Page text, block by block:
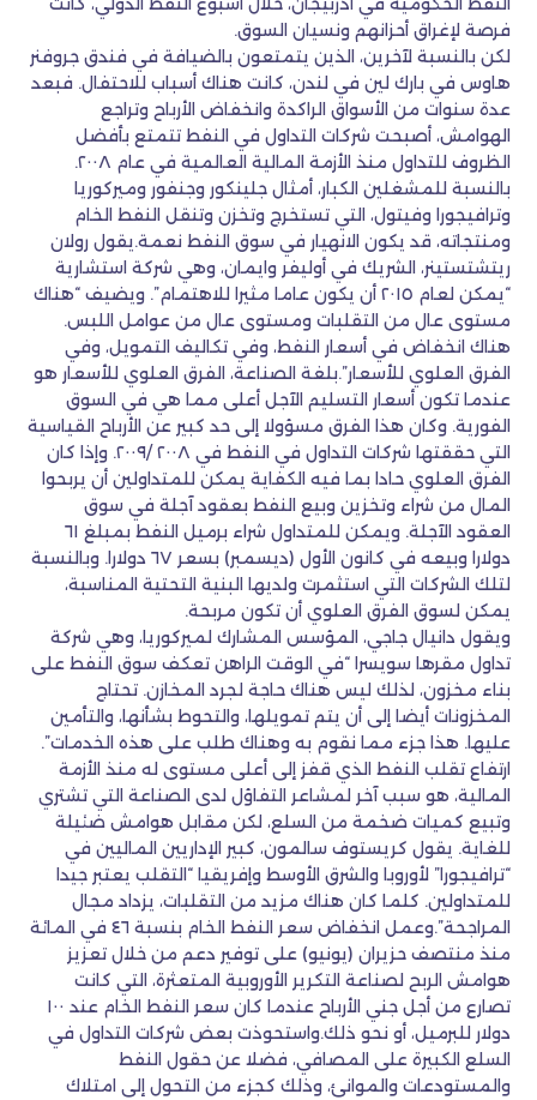
فرصة لإغراق أحزانهم ونسيان السوق.
لكن بالنسبة لآخرين، الذين يتمتعون بالضيافة في فندق جروفنر
هاوس في بارك لين في لندن، كانت هناك أسباب للاحتفال. فبعد
عدة سنوات من الأسواق الراكدة وانخفاض الأرباح وتراجع
الهوامش، أصبحت شركات التداول في النفط تتمتع بأفضل
الظروف للتداول منذ الأزمة المالية العالمية في عام ٢٠٠٨.
بالنسبة للمشغلين الكبار، أمثال جلينكور وجنفور وميركوريا
وترافيجورا وفيتول، التي تستخرج وتخزن وتنقل النفط الخام
ومنتجاته، قد يكون الانهيار في سوق النفط نعمة.يقول رولان
ريتشتستينر، الشريك في أوليفر وايمان، وهي شركة استشارية
“يمكن لعام ٢٠١٥ أن يكون عاما مثيرا للاهتمام”. ويضيف “هناك
مستوى عال من التقلبات ومستوى عال من عوامل اللبس.
هناك انخفاض في أسعار النفط، وفي تكاليف التمويل، وفي
الفرق العلوي للأسعار”.بلغة الصناعة، الفرق العلوي للأسعار هو
عندما تكون أسعار التسليم الآجل أعلى مما هي في السوق
الفورية. وكان هذا الفرق مسؤولا إلى حد كبير عن الأرباح القياسية
التي حققتها شركات التداول في النفط في ٢٠٠٨ /٢٠٠٩. وإذا كان
الفرق العلوي حادا بما فيه الكفاية يمكن للمتداولين أن يربحوا
المال من شراء وتخزين وبيع النفط بعقود آجلة في سوق
العقود الآجلة. ويمكن للمتداول شراء برميل النفط بمبلغ ٦١
دولارا وبيعه في كانون الأول (ديسمبر) بسعر ٦٧ دولارا. وبالنسبة
لتلك الشركات التي استثمرت ولديها البنية التحتية المناسبة،
يمكن لسوق الفرق العلوي أن تكون مربحة.
ويقول دانيال جاجي، المؤسس المشارك لميركوريا، وهي شركة
تداول مقرها سويسرا “في الوقت الراهن تعكف سوق النفط على
بناء مخزون، لذلك ليس هناك حاجة لجرد المخازن. تحتاج
المخزونات أيضا إلى أن يتم تمويلها، والتحوط بشأنها، والتأمين
عليها. هذا جزء مما نقوم به وهناك طلب على هذه الخدمات”.
ارتفاع تقلب النفط الذي قفز إلى أعلى مستوى له منذ الأزمة
المالية، هو سبب آخر لمشاعر التفاؤل لدى الصناعة التي تشتري
وتبيع كميات ضخمة من السلع، لكن مقابل هوامش ضئيلة
للغاية. يقول كريستوف سالمون، كبير الإداريين الماليين في
“ترافيجورا” لأوروبا والشرق الأوسط وإفريقيا “التقلب يعتبر جيدا
للمتداولين. كلما كان هناك مزيد من التقلبات، يزداد مجال
المراجحة”.وعمل انخفاض سعر النفط الخام بنسبة ٤٦ في المائة
منذ منتصف حزيران (يونيو) على توفير دعم من خلال تعزيز
هوامش الربح لصناعة التكرير الأوروبية المتعثرة، التي كانت
تصارع من أجل جني الأرباح عندما كان سعر النفط الخام عند ١٠٠
دولار للبرميل، أو نحو ذلك.واستحوذت بعض شركات التداول في
السلع الكبيرة على المصافي، فضلا عن حقول النفط
والمستودعات والموانئ، وذلك كجزء من التحول إلى امتلاك